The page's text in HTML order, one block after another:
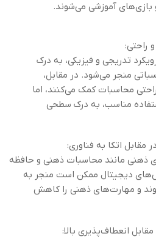
بازی‌های آموزشی می‌شوند.
تدریجی و فیزیکی، به درک
منجر می‌شود. در مقابل،
محاسبات کمک می‌کنند، اما
مناسب، به درک سطحی
ذهنی مانند محاسبات ذهنی و حافظه
دیجیتال ممکن است منجر به
و مهارت‌های ذهنی را کاهش